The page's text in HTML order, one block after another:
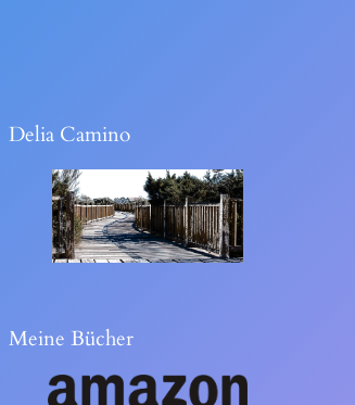
Delia Camino
Meine Bücher